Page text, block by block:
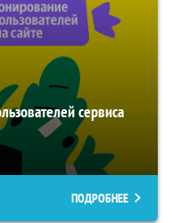
сервиса
ПОДРОБНЕЕ